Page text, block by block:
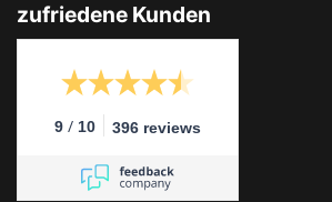
zufriedene Kunden
9 / 10 396 reviews